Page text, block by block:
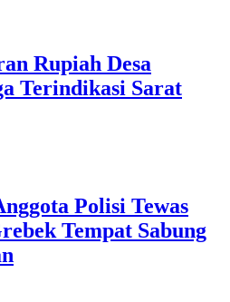
Rupiah Desa
Terindikasi Sarat
Polisi Tewas
Tempat Sabung